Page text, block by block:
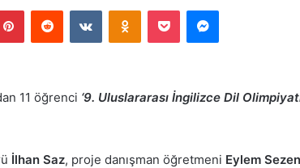
PinterestReddit VKontakteOdnoklassniki
Pocket Messenger
11 öğrenci ‘9. Uluslararası İngilizce Dil
İlhan Saz, proje danışman öğretmeni Eylem